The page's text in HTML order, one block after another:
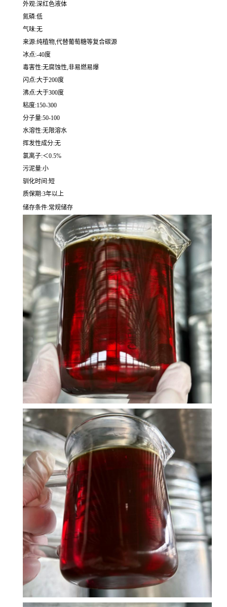
外观:深红色液体
氮磷:低
气味:无
来源:纯植物,代替葡萄糖等复合碳源
冰点:-40度
毒害性:无腐蚀性,非易燃易爆
闪点:大于200度
沸点:大于300度
粘度:150-300
分子量:50-100
水溶性:无限溶水
挥发性成分:无
氯离子:＜0.5%
污泥量:小
驯化时间:短
质保期:3年以上
储存条件:常规储存